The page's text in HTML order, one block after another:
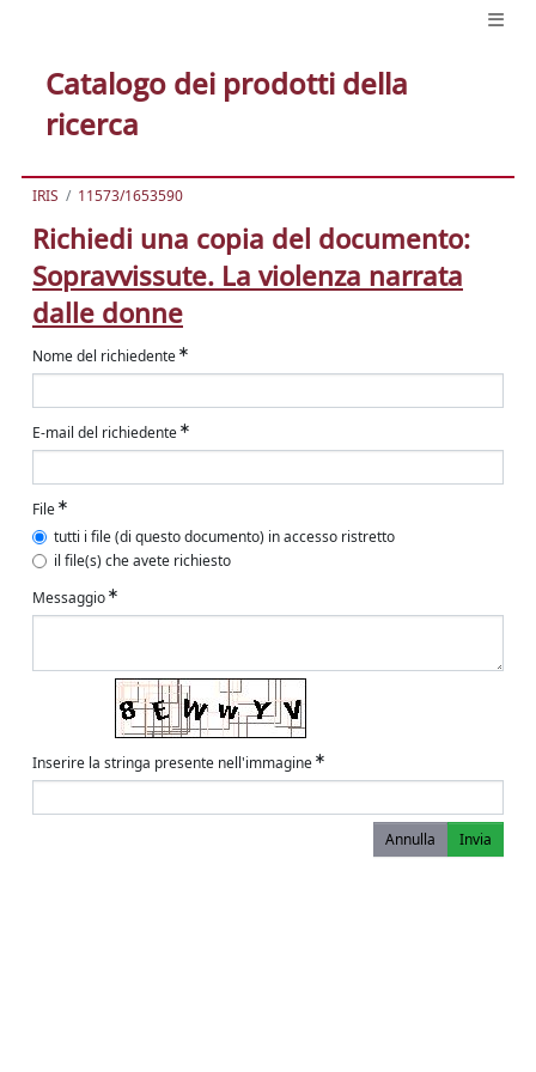
Catalogo dei prodotti della
ricerca
IRIS 11573/1653590
Richiedi una copia del documento:
Sopravvissute. La violenza narrata
dalle donne
Nome del richiedente
E-mail del richiedente
File
tutti i file (di questo documento) in accesso ristretto
il file(s) che avete richiesto
Messaggio
Inserire la stringa presente nell'immagine
Annulla Invia